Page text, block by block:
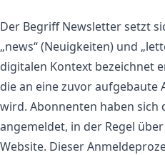
Der Begriff Newsletter setzt
„news“ (Neuigkeiten) und
digitalen Kontext bezeichnet
die an eine zuvor aufgebaute
wird. Abonnenten haben sich
angemeldet, in der Regel
Website. Dieser